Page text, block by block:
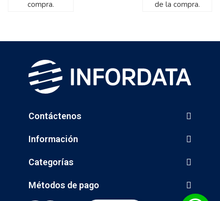
compra.
de la compra.
Contáctenos
Información
Categorías
Métodos de pago